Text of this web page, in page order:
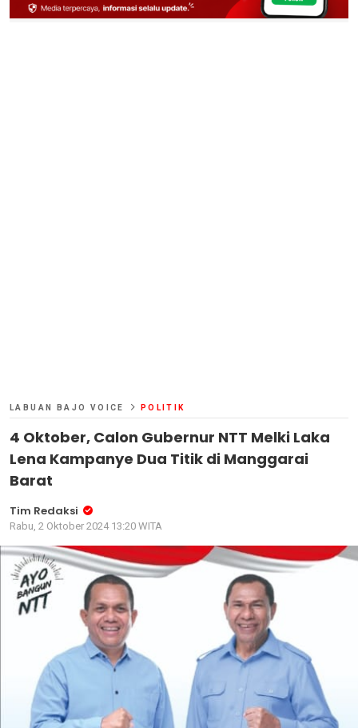
LABUAN BAJO VOICE POLITIK
4 Oktober, Calon Gubernur NTT Melki Laka
Lena Kampanye Dua Titik di Manggarai
Barat
Tim Redaksi
Rabu, 2 Oktober 2024 13:20 WITA